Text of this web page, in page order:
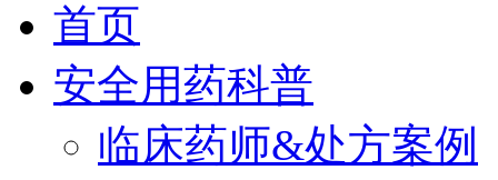
首页
安全用药科普
临床药师&处方案例